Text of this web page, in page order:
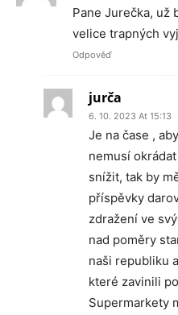
Pane Jurečka, už
velice trapných
Odpověď
jurča
6. 10. 2023 At 15:13
Je na čase ,
nemusí
snížit, tak by
příspěvky
zdražení ve
nad poměry
naši republiku
které zavinili
Supermarkety